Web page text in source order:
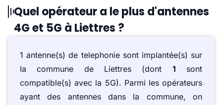
Quel opérateur a le plus d'antennes
4G et 5G à Liettres ?
1 antenne(s) de telephonie sont implantée(s) sur
la commune de Liettres (dont 1 sont
compatible(s) avec la 5G). Parmi les opérateurs
ayant des antennes dans la commune, on